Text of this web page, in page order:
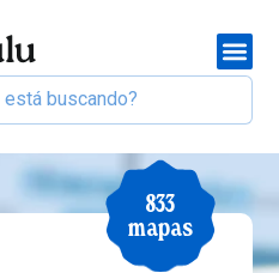
833
mapas